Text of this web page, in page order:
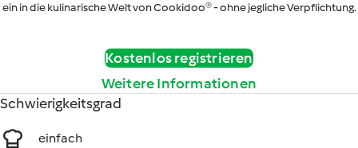
ein in die kulinarische Welt von Cookidoo® - ohne jegliche Verpflichtung.
Kostenlos registrieren
Weitere Informationen
Schwierigkeitsgrad
einfach